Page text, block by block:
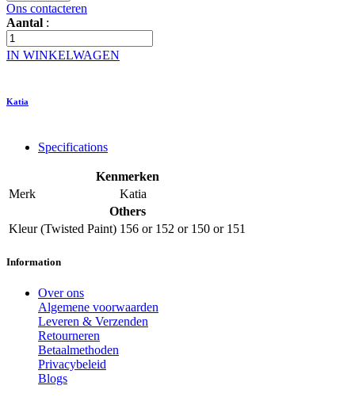
Ons contacteren
Aantal :
IN WINKELWAGEN
Katia
Specifications
Kenmerken
Merk
Katia
Others
Kleur (Twisted Paint) 156 or 152 or 150 or 151
Information
Over ons
Algemene voorwaarden
Leveren & Verzenden
Retourneren
Betaalmethoden
Privacybeleid
Blogs